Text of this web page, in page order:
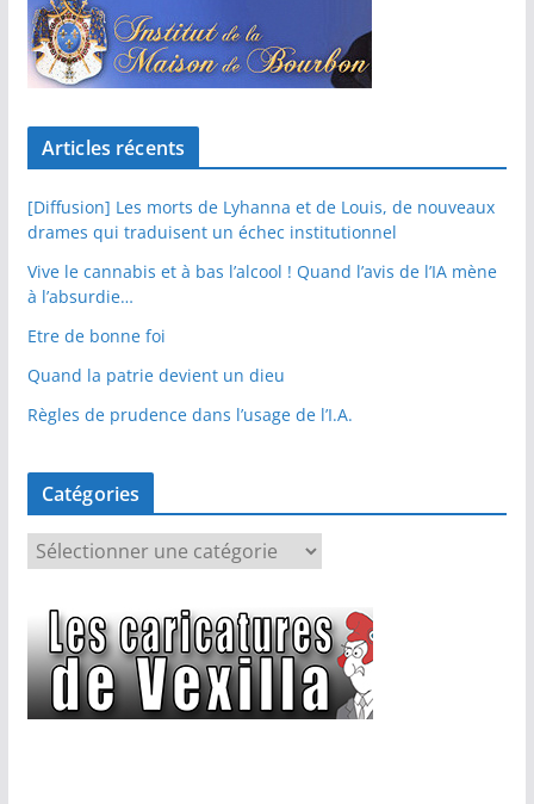
Articles récents
[Diffusion] Les morts de Lyhanna et de Louis, de nouveaux
drames qui traduisent un échec institutionnel
Vive le cannabis et à bas l’alcool ! Quand l’avis de l’IA mène
à l’absurdie…
Etre de bonne foi
Quand la patrie devient un dieu
Règles de prudence dans l’usage de l’I.A.
Catégories
a
é
g
o
r